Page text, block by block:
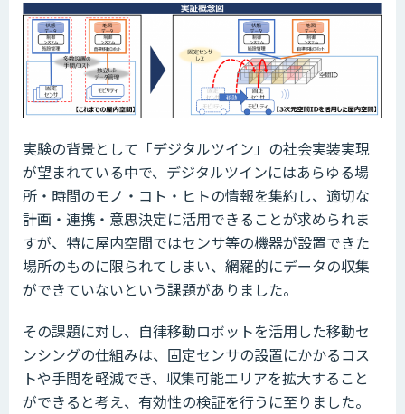
実験の背景として「デジタルツイン」の社会実装実現
が望まれている中で、デジタルツインにはあらゆる場
所・時間のモノ・コト・ヒトの情報を集約し、適切な
計画・連携・意思決定に活用できることが求められま
すが、特に屋内空間ではセンサ等の機器が設置できた
場所のものに限られてしまい、網羅的にデータの収集
ができていないという課題がありました。
その課題に対し、自律移動ロボットを活用した移動セ
ンシングの仕組みは、固定センサの設置にかかるコス
トや手間を軽減でき、収集可能エリアを拡大すること
ができると考え、有効性の検証を行うに至りました。